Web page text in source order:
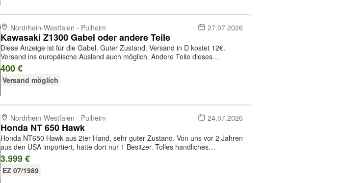
Nordrhein-Westfalen - Pulheim 27.07.2026
Kawasaki Z1300 Gabel oder andere Teile
Diese Anzeige ist für die Gabel. Guter Zustand. Versand in D kostet 12€.
Versand ins europäische Ausland auch möglich. Andere Teile dieses
Motorrades bitte anfragen! Bezahlung kann per PayPal an Freunde, oder per
PayPal plus Gebühren, oder per Sof...
400 €
Versand möglich
Nordrhein-Westfalen - Pulheim 24.07.2026
Honda NT 650 Hawk
Honda NT650 Hawk aus 2ter Hand, sehr guter Zustand. Von uns vor 2 Jahren
aus den USA importiert, hatte dort nur 1 Besitzer. Tolles handliches
Sportmotorrad mit Alurahmen und Einarmschwinge. Im Kundenauftrag. Für
die Schlaumeier: Papiere und Schlüs...
3.999 €
EZ 07/1989